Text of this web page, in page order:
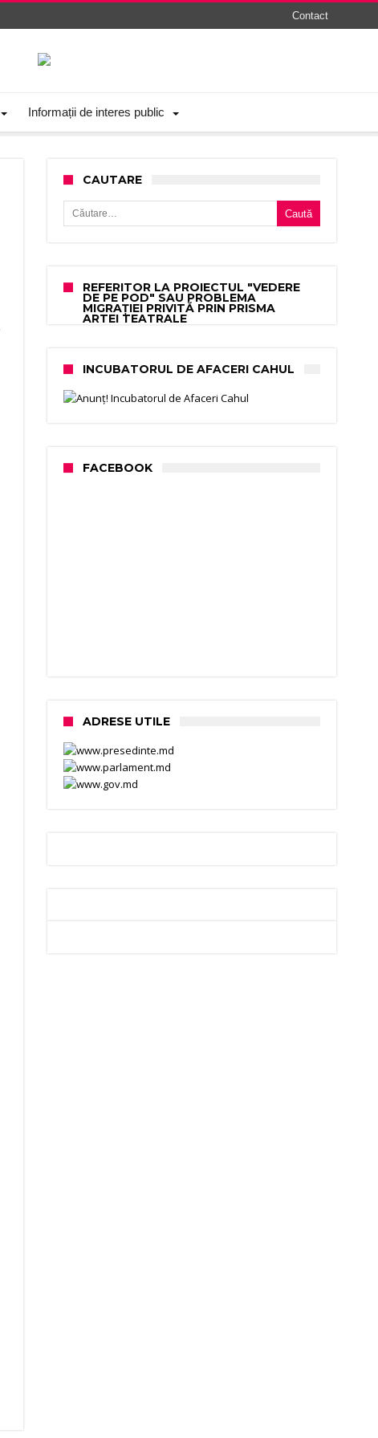
Contact
Informații de interes public
CAUTARE
Caută după:
REFERITOR LA PROIECTUL "VEDERE
DE PE POD" SAU PROBLEMA
MIGRAȚIEI PRIVITĂ PRIN PRISMA
ARTEI TEATRALE
INCUBATORUL DE AFACERI CAHUL
FACEBOOK
ADRESE UTILE